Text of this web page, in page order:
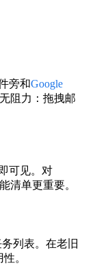
旁和Google
阻力：拖拽邮
可见。对
清单更重要。
列表。在老旧
。